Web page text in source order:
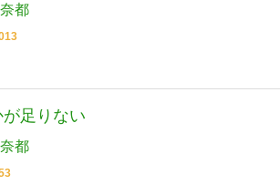
都
足りない
都